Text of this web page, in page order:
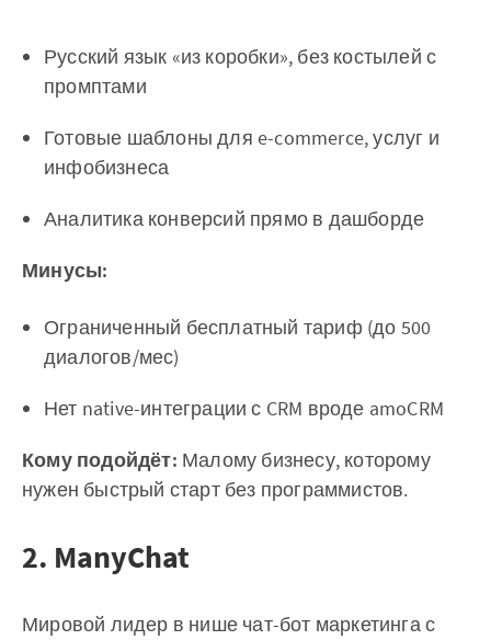
Русский язык «из коробки», без костылей с
промптами
Готовые шаблоны для e-commerce, услуг и
инфобизнеса
Аналитика конверсий прямо в дашборде
Минусы:
Ограниченный бесплатный тариф (до 500
диалогов/мес)
Нет native-интеграции с CRM вроде amoCRM
Кому подойдёт: Малому бизнесу, которому
нужен быстрый старт без программистов.
2. ManyChat
Мировой лидер в нише чат-бот маркетинга с